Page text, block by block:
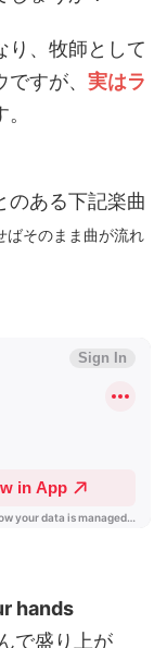
り、牧師として
すが、 実はラ
のある下記楽曲
ばそのまま曲が流れ
hands
で盛り上が